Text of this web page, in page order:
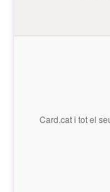
Card.cati tot el